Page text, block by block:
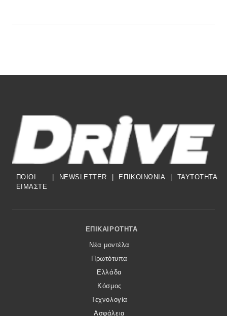
ΠΟΙΟΙ
ΕΙΜΑΣΤΕ
| NEWSLETTER | ΕΠΙΚΟΙΝΩΝΙΑ | TAYTOTHTA
Footer Menu
ΕΠΙΚΑΙΡΌΤΗΤΑ
Νέα μοντέλα
Πρωτότυπα
Ελλάδα
Κόσμος
Τεχνολογία
Ασφάλεια